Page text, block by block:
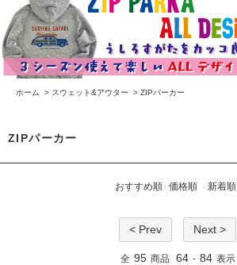
ホーム > スウェット&アウター > ZIPパーカー
ZIPパーカー
おすすめ順 価格順 新着順
< Prev Next >
全 95 商品 64 - 84 表示